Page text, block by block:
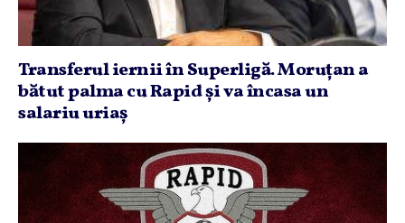
Transferul iernii în Superligă. Moruţan a
bătut palma cu Rapid şi va încasa un
salariu uriaş